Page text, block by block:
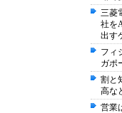
三菱
社を
出す
フィ
ガポ
割と
高な
営業